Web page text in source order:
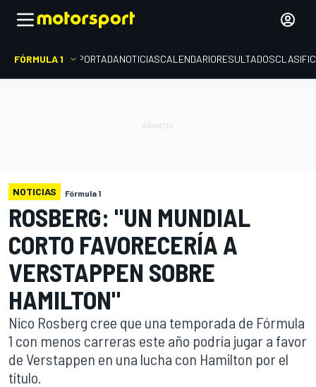
FÓRMULA 1 PORTADANOTICIASCALENDARIORESULTADOS
NOTICIAS Fórmula 1
ROSBERG: "UN MUNDIAL
CORTO FAVORECERÍA A
VERSTAPPEN SOBRE
HAMILTON"
Nico Rosberg cree que una temporada de Fórmula
1 con menos carreras este año podría jugar a favor
de Verstappen en una lucha con Hamilton por el
título.